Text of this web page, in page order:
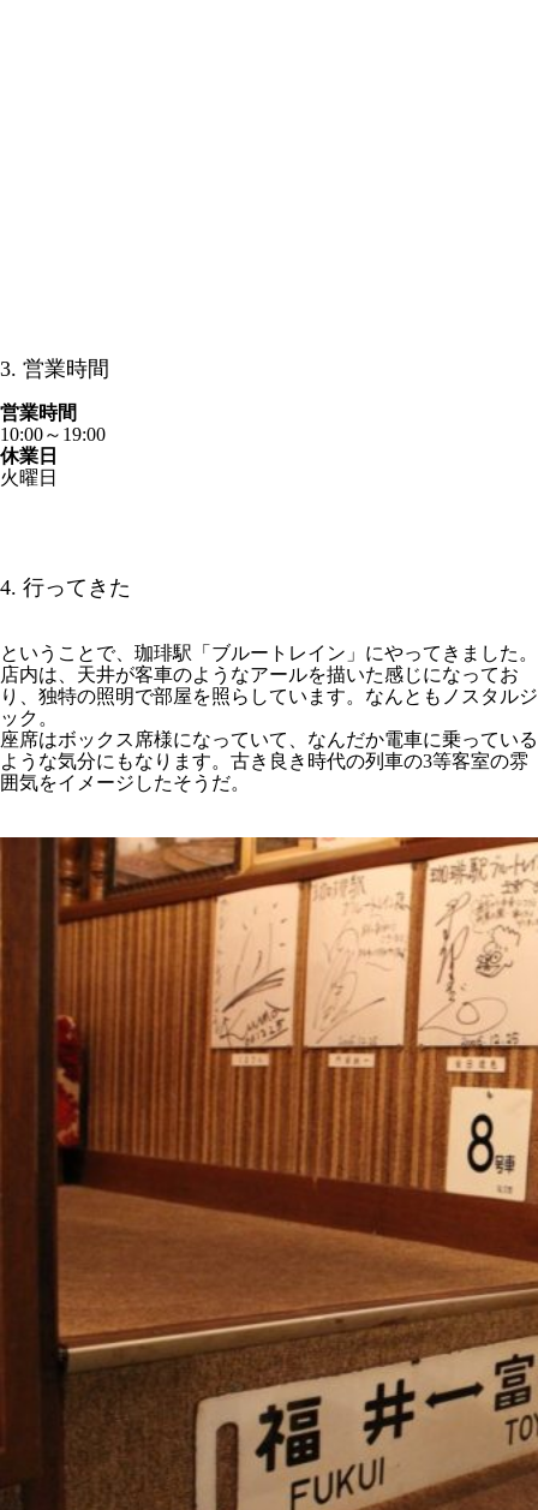
3. 営業時間
営業時間
10:00～19:00
休業日
火曜日
4. 行ってきた
ということで、珈琲駅「ブルートレイン」にやってきました。
店内は、天井が客車のようなアールを描いた感じになってお
り、独特の照明で部屋を照らしています。なんともノスタルジ
ック。
座席はボックス席様になっていて、なんだか電車に乗っている
ような気分にもなります。古き良き時代の列車の3等客室の雰
囲気をイメージしたそうだ。